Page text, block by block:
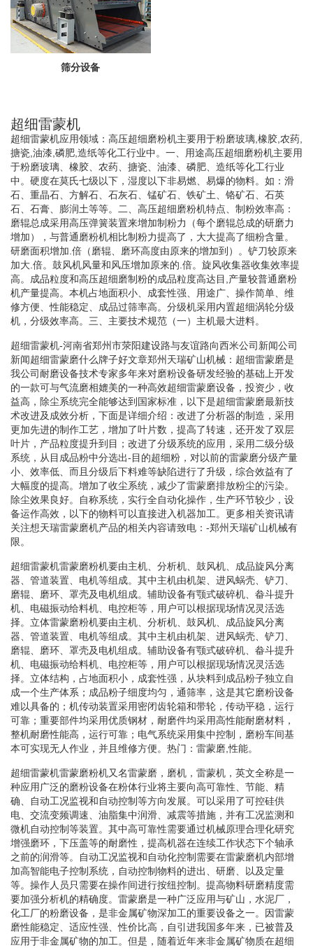
筛分设备
超细雷蒙机
超细雷蒙机应用领域：高压超细磨粉机主要用于粉磨玻璃,橡胶,农药,
搪瓷,油漆,磷肥,造纸等化工行业中。一、用途高压超细磨粉机主要用
于粉磨玻璃、橡胶、农药、搪瓷、油漆、磷肥、造纸等化工行业
中。硬度在莫氏七级以下，湿度以下非易燃、易爆的物料。如：滑
石、重晶石、方解石、石灰石、锰矿石、铁矿土、铬矿石、石英
石、石膏、膨润土等等。二、高压超细磨粉机特点、制粉效率高：
磨辊总成采用高压弹簧装置来增加制粉力（每个磨辊总成的研磨力
增加），与普通磨粉机相比制粉力提高了，大大提高了细粉含量。
研磨面积增加.倍（磨辊、磨环高度由原来的增加到）。铲刀较原来
加大.倍。鼓风机风量和风压增加原来的.倍。旋风收集器收集效率提
高。成品粒度和高压超细磨制粉的成品粒度高达目,产量较普通磨粉
机产量提高。本机占地面积小、成套性强、用途广、操作简单、维
修方便、性能稳定、成品过筛率高。分级机采用内置超细涡轮分级
机，分级效率高。三、主要技术规范（一）主机最大进料。
超细雷蒙机-河南省郑州市荥阳建设路与友谊路向西米公司新闻公司
新闻超细雷蒙磨什么牌子好文章郑州天瑞矿山机械：超细雷蒙磨是
我公司耐磨设备技术专家多年来对磨粉设备研发经验的基础上开发
的一款可与气流磨相媲美的一种高效超细雷蒙磨设备，投资少，收
益高，除尘系统完全能够达到国家标准，以下是超细雷蒙磨最新技
术改进及成效分析，下面是详细介绍：改进了分析器的制造，采用
更加先进的制作工艺，增加了叶片数，提高了转速，还开发了双层
叶片，产品粒度提升到目；改进了分级系统的应用，采用二级分级
系统，从目成品粉中分选出-目的超细粉，对以前的雷蒙磨分级产量
小、效率低、而且分级后下料难等缺陷进行了升级，综合效益有了
大幅度的提高。增加了收尘系统，减少了雷蒙磨排放粉尘的污染。
除尘效果良好。自称系统，实行全自动化操作，生产环节较少，设
备运作高效，以下的物料可以直接进入机器加工。更多相关资讯请
关注想天瑞雷蒙磨机产品的相关内容请致电：-郑州天瑞矿山机械有
限。
超细雷蒙机雷蒙磨粉机要由主机、分析机、鼓风机、成品旋风分离
器、管道装置、电机等组成。其中主机由机架、进风蜗壳、铲刀、
磨辊、磨环、罩壳及电机组成。辅助设备有颚式破碎机、畚斗提升
机、电磁振动给料机、电控柜等，用户可以根据现场情况灵活选
择。立体雷蒙磨粉机要由主机、分析机、鼓风机、成品旋风分离
器、管道装置、电机等组成。其中主机由机架、进风蜗壳、铲刀、
磨辊、磨环、罩壳及电机组成。辅助设备有颚式破碎机、畚斗提升
机、电磁振动给料机、电控柜等，用户可以根据现场情况灵活选
择。立体结构，占地面积小，成套性强，从块料到成品粉子独立自
成一个生产体系；成品粉子细度均匀，通筛率，这是其它磨粉设备
难以具备的；机传动装置采用密闭齿轮箱和带轮，传动平稳，运行
可靠；重要部件均采用优质钢材，耐磨件均采用高性能耐磨材料，
整机耐磨性能高，运行可靠；电气系统采用集中控制，磨粉车间基
本可实现无人作业，并且维修方便。热门：雷蒙磨,性能。
超细雷蒙机雷蒙磨粉机又名雷蒙磨，磨机，雷蒙机，英文全称是一
种应用广泛的磨粉设备在粉体行业将主要向高可靠性、节能、精
确、自动工况监视和自动控制等方向发展。可以采用了可控硅供
电、交流变频调速、油脂集中润滑、减震等措施，并有工况监测和
微机自动控制等装置。其中高可靠性需要通过机械原理合理化研究
增强磨环，下压盖等的耐磨性，提高机器在连续工作状态下个轴承
之前的润滑等。自动工况监视和自动化控制需要在雷蒙磨机内部增
加高智能电子控制系统，自动控制物料的进出、研磨、以及定量
等。操作人员只需要在操作间进行按纽控制。提高物料研磨精度需
要加强分析机的精确度。雷蒙磨是一种广泛应用与矿山，水泥厂，
化工厂的粉磨设备，是非金属矿物深加工的重要设备之一。因雷蒙
磨性能稳定、适应性强、性价比高，自引进我国多年来，已被普及
应用于非金属矿物的加工。但是，随着近年来非金属矿物质在超细